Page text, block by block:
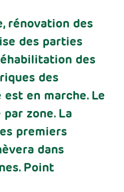
rénovation des
des parties
des
des
est en marche. Le
zone. La
premiers
dans
Point